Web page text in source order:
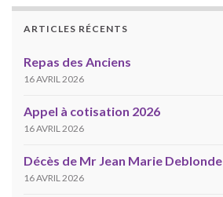
ARTICLES RÉCENTS
Repas des Anciens
16 AVRIL 2026
Appel à cotisation 2026
16 AVRIL 2026
Décès de Mr Jean Marie Deblonde
16 AVRIL 2026